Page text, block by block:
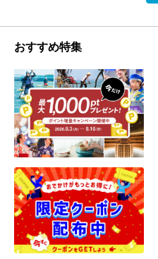
おすすめ特集